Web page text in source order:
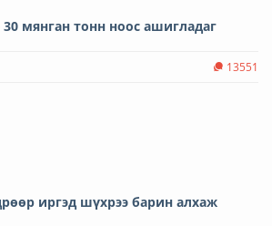
мянган тонн ноос ашигладаг
13551
иргэд шүхрээ барин алхаж